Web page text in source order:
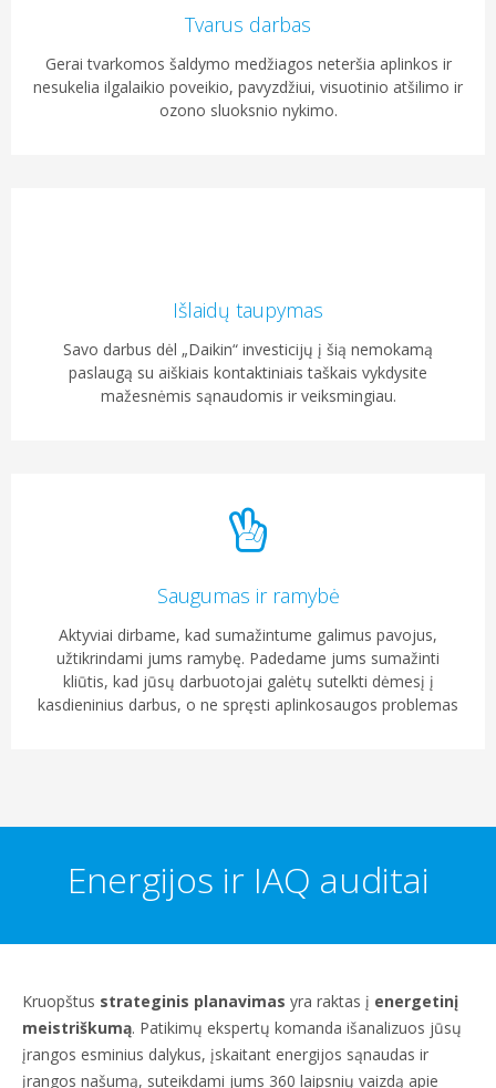
Tvarus darbas
Gerai tvarkomos šaldymo medžiagos neteršia aplinkos ir
nesukelia ilgalaikio poveikio, pavyzdžiui, visuotinio atšilimo ir
ozono sluoksnio nykimo.
Išlaidų taupymas
Savo darbus dėl „Daikin“ investicijų į šią nemokamą
paslaugą su aiškiais kontaktiniais taškais vykdysite
mažesnėmis sąnaudomis ir veiksmingiau.
Saugumas ir ramybė
Aktyviai dirbame, kad sumažintume galimus pavojus,
užtikrindami jums ramybę. Padedame jums sumažinti
kliūtis, kad jūsų darbuotojai galėtų sutelkti dėmesį į
kasdieninius darbus, o ne spręsti aplinkosaugos problemas
Energijos ir IAQ auditai
Kruopštus strateginis planavimas yra raktas į energetinį
meistriškumą. Patikimų ekspertų komanda išanalizuos jūsų
įrangos esminius dalykus, įskaitant energijos sąnaudas ir
įrangos našumą, suteikdami jums 360 laipsnių vaizdą apie